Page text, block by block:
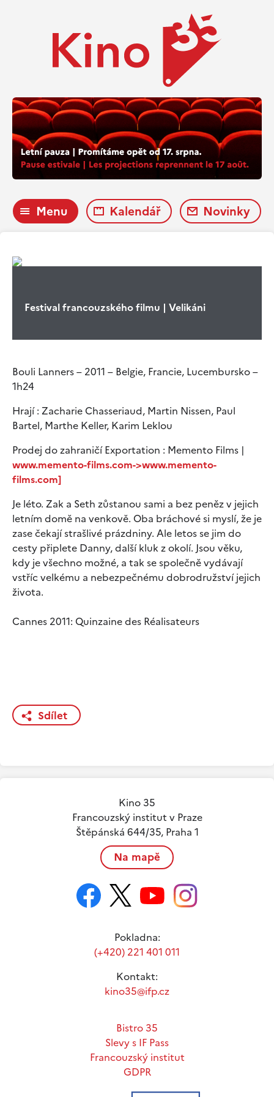
Menu Kalendář Novinky
Festival francouzského filmu | Velikáni
Bouli Lanners – 2011 – Belgie, Francie, Lucembursko –
1h24
Hrají : Zacharie Chasseriaud, Martin Nissen, Paul
Bartel, Marthe Keller, Karim Leklou
Prodej do zahraničí Exportation : Memento Films |
www.memento-films.com->www.memento-
films.com]
Je léto. Zak a Seth zůstanou sami a bez peněz v jejich
letním domě na venkově. Oba bráchové si myslí, že je
zase čekají strašlivé prázdniny. Ale letos se jim do
cesty připlete Danny, další kluk z okolí. Jsou věku,
kdy je všechno možné, a tak se společně vydávají
vstříc velkému a nebezpečnému dobrodružství jejich
života.
Cannes 2011: Quinzaine des Réalisateurs
Sdílet
Kino 35
Francouzský institut v Praze
Štěpánská 644/35, Praha 1
Na mapě
Pokladna:
(+420) 221 401 011
Kontakt:
kino35@ifp.cz
Bistro 35
Slevy s IF Pass
Francouzský institut
GDPR